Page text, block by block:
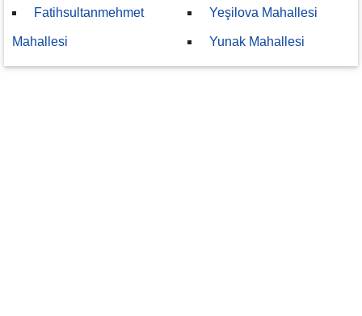
Fatihsultanmehmet
Mahallesi
Yeşilova Mahallesi
Yunak Mahallesi